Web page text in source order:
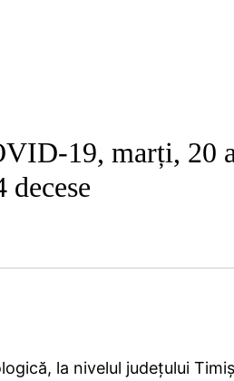
19, marți, 20
decese
la nivelul județului